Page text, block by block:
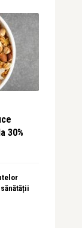
30%